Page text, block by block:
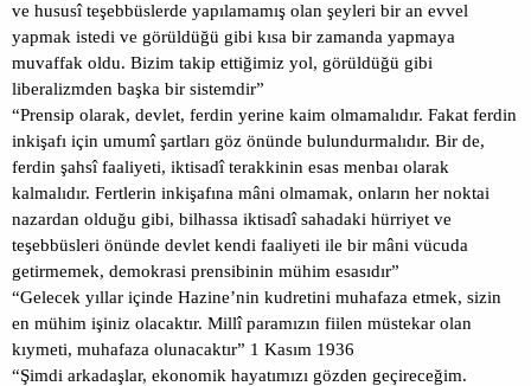
ve hususî teşebbüslerde yapılamamış olan şeyleri bir an evvel
yapmak istedi ve görüldüğü gibi kısa bir zamanda yapmaya
muvaffak oldu. Bizim takip ettiğimiz yol, görüldüğü gibi
liberalizmden başka bir sistemdir”
“Prensip olarak, devlet, ferdin yerine kaim olmamalıdır. Fakat ferdin
inkişafı için umumî şartları göz önünde bulundurmalıdır. Bir de,
ferdin şahsî faaliyeti, iktisadî terakkinin esas menbaı olarak
kalmalıdır. Fertlerin inkişafına mâni olmamak, onların her noktai
nazardan olduğu gibi, bilhassa iktisadî sahadaki hürriyet ve
teşebbüsleri önünde devlet kendi faaliyeti ile bir mâni vücuda
getirmemek, demokrasi prensibinin mühim esasıdır”
“Gelecek yıllar içinde Hazine’nin kudretini muhafaza etmek, sizin
en mühim işiniz olacaktır. Millî paramızın fiilen müstekar olan
kıymeti, muhafaza olunacaktır” 1 Kasım 1936
“Şimdi arkadaşlar, ekonomik hayatımızı gözden geçireceğim.